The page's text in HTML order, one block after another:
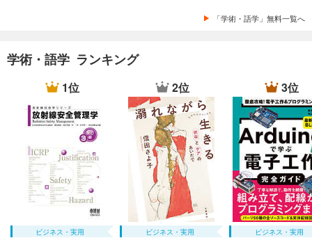
「学術・語学」無料一覧へ
学術・語学 ランキング
1位
ビジネス・実用
2位
ビジネス・実用
3位
ビジネス・実用